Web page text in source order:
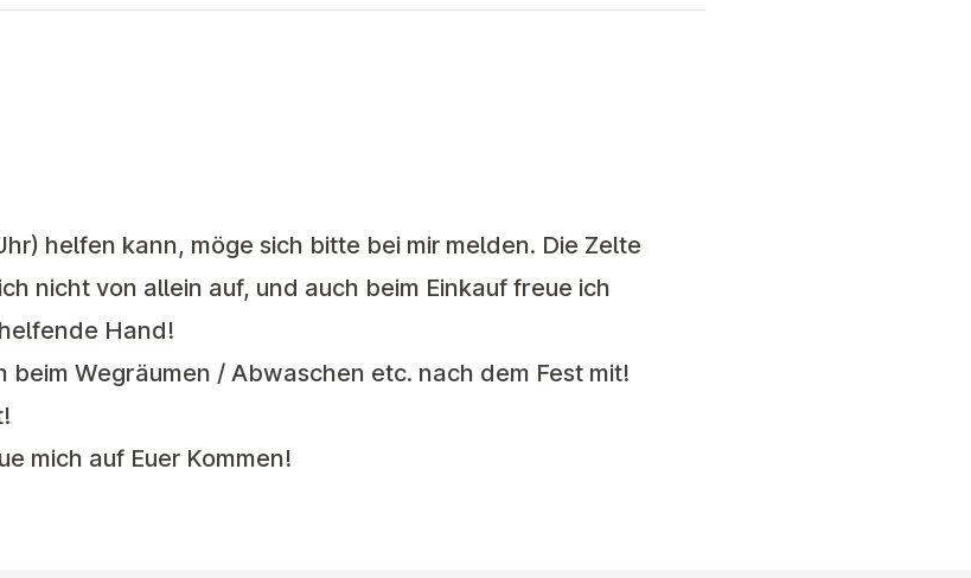
helfen kann, möge sich bitte bei mir melden. Die Zelte
nicht von allein auf, und auch beim Einkauf freue ich
Hand!
Wegräumen / Abwaschen etc. nach dem Fest mit!
mich auf Euer Kommen!